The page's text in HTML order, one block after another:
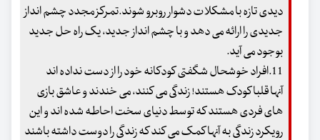
دیدی تازه با مشکلات دشوار روبرو شوند.تمرکز مجدد چشم انداز
جدیدی را ارائه می دهد و با چشم انداز جدید، یک راه حل جدید
بوجود می آید.
11.افراد خوشحال شگفتی کودکانه خود را از دست نداده اند
آنها قلبا کودک هستند! زندگی می کنند، می خندند و عاشق بازی
های فردی هستند که توسط دنیای سخت احاطه شده اند و این
رویکرد زندگی به آنها کمک می کند که زندگی را دوست داشته باشند